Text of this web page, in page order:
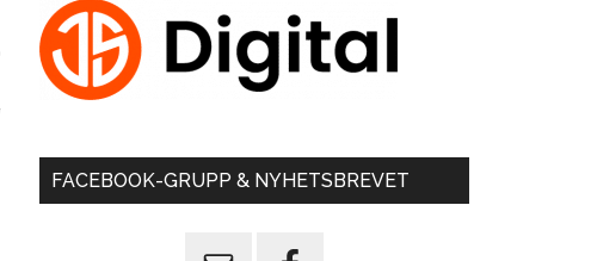
FACEBOOK-GRUPP & NYHETSBREVET